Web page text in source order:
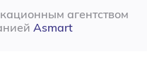
агентством
Asmart